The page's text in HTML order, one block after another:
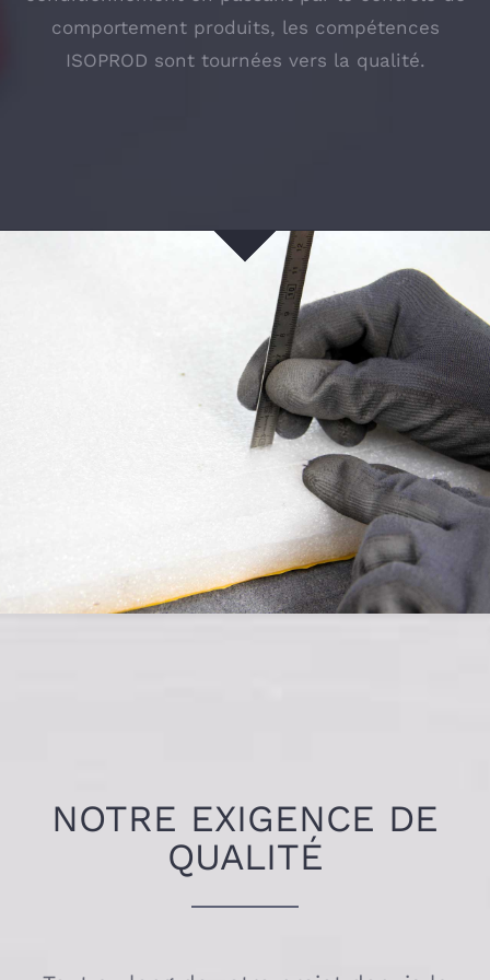
comportement produits, les compétences
ISOPROD sont tournées vers la qualité.
NOTRE EXIGENCE DE
QUALITÉ